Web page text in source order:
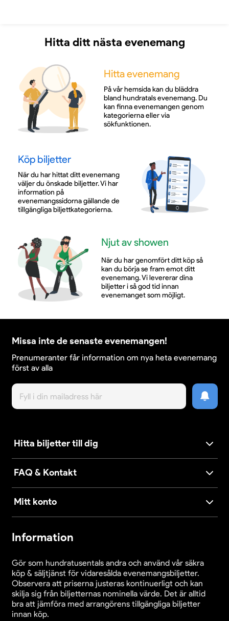
Hitta ditt nästa evenemang
Hitta evenemang
På vår hemsida kan du bläddra
bland hundratals evenemang. Du
kan finna evenemangen genom
kategorierna eller via
sökfunktionen.
Köp biljetter
När du har hittat ditt evenemang
väljer du önskade biljetter. Vi har
information på
evenemangssidorna gällande de
tillgängliga biljettkategorierna.
Njut av showen
När du har genomfört ditt köp så
kan du börja se fram emot ditt
evenemang. Vi levererar dina
biljetter i så god tid innan
evenemanget som möjligt.
Missa inte de senaste evenemangen!
Prenumeranter får information om nya heta evenemang
först av alla
Hitta biljetter till dig
FAQ & Kontakt
Mitt konto
Information
Gör som hundratusentals andra och använd vår säkra
köp & säljtjänst för vidaresålda evenemangsbiljetter.
Observera att priserna justeras kontinuerligt och kan
skilja sig från biljetternas nominella värde. Det är alltid
bra att jämföra med arrangörens tillgängliga biljetter
innan köp.